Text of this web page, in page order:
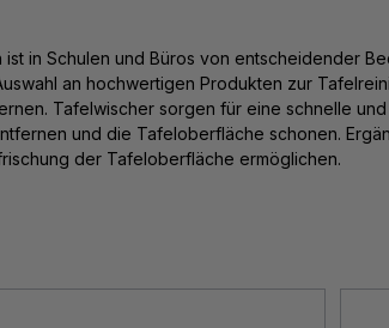
in Schulen und Büros von entscheidender
an hochwertigen Produkten zur
Tafelwischer sorgen für eine schnelle
und die Tafeloberfläche schonen.
der Tafeloberfläche ermöglichen.